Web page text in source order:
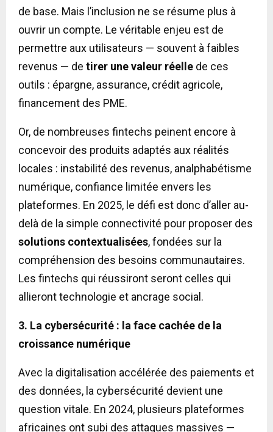
de base. Mais l’inclusion ne se résume plus à
ouvrir un compte. Le véritable enjeu est de
permettre aux utilisateurs — souvent à faibles
revenus — de tirer une valeur réelle de ces
outils : épargne, assurance, crédit agricole,
financement des PME.
Or, de nombreuses fintechs peinent encore à
concevoir des produits adaptés aux réalités
locales : instabilité des revenus, analphabétisme
numérique, confiance limitée envers les
plateformes. En 2025, le défi est donc d’aller au-
delà de la simple connectivité pour proposer des
solutions contextualisées, fondées sur la
compréhension des besoins communautaires.
Les fintechs qui réussiront seront celles qui
allieront technologie et ancrage social.
3. La cybersécurité : la face cachée de la
croissance numérique
Avec la digitalisation accélérée des paiements et
des données, la cybersécurité devient une
question vitale. En 2024, plusieurs plateformes
africaines ont subi des attaques massives —